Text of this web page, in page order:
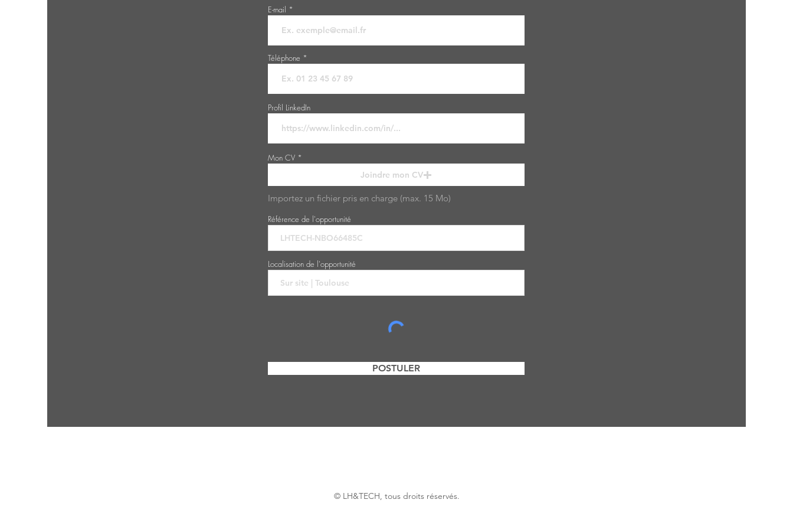
E-mail
Téléphone
Profil LinkedIn
Mon CV
Joindre mon CV
Importez un fichier pris en charge (max. 15 Mo)
Référence de l'opportunité
Localisation de l'opportunité
POSTULER
© LH&TECH, tous droits réservés.